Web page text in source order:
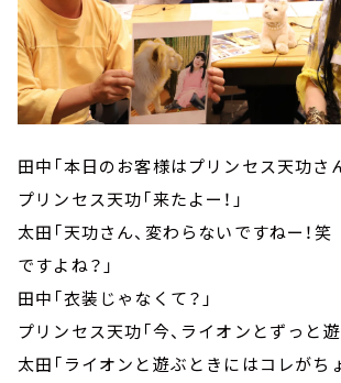
田中「本日のお客様はプリンセス天功さ
プリンセス天功「来たよー！」
太田「天功さん、変わらないですねー！
ですよね？」
田中「衣装じゃなくて？」
プリンセス天功「今、ライオンとずっと遊
太田「ライオンと遊ぶときにはコレがち